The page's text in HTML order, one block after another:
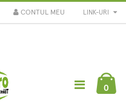
LINK-URI
CONTUL MEU
0